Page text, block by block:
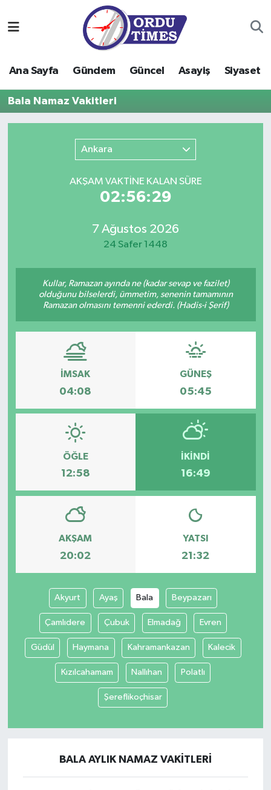
Ana Sayfa Gündem Güncel Asayiş Siyaset
Bala Namaz Vakitleri
Ankara
AKŞAM VAKTİNE KALAN SÜRE
02:56:29
7 Ağustos 2026
24 Safer 1448
Kullar, Ramazan ayında ne (kadar sevap ve fazilet)
olduğunu bilselerdi, ümmetim, senenin tamamının
Ramazan olmasını temenni ederdi. (Hadis-i Şerif)
İMSAK
04:08
GÜNEŞ
05:45
ÖĞLE
12:58
İKINDI
16:49
AKŞAM
20:02
YATSI
21:32
Akyurt Ayaş Bala Beypazarı
Çamlıdere Çubuk Elmadağ Evren
Güdül Haymana Kahramankazan Kalecik
Kızılcahamam Nallıhan Polatlı
Şereflikoçhisar
BALA AYLIK NAMAZ VAKITLERI
Gündem
Güncel
Kültür-Sanat
Turizm
Yaşam
Ordu Nöbetçi Eczaneler
Ordu Hava Durumu
Ordu Namaz Vakitleri
Ordu Trafik Yoğunluk Haritası
Tüm Manşetler
Son Dakika Haberleri